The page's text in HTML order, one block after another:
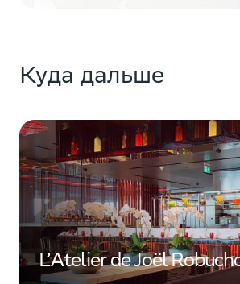
Куда дальше
L’Atelier de Joël